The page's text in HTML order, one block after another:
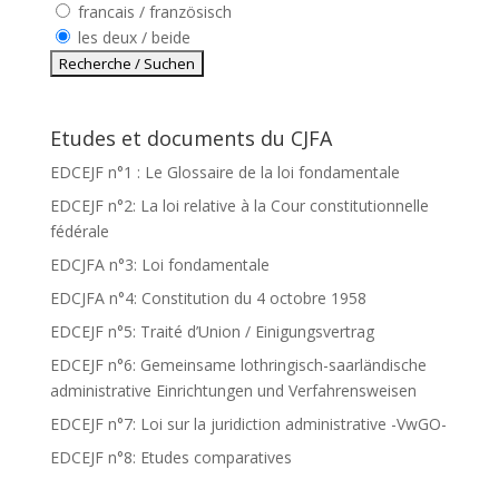
francais / französisch
les deux / beide
Etudes et documents du CJFA
EDCEJF n°1 : Le Glossaire de la loi fondamentale
EDCEJF n°2: La loi relative à la Cour constitutionnelle
fédérale
EDCJFA n°3: Loi fondamentale
EDCJFA n°4: Constitution du 4 octobre 1958
EDCEJF n°5: Traité d’Union / Einigungsvertrag
EDCEJF n°6: Gemeinsame lothringisch-saarländische
administrative Einrichtungen und Verfahrensweisen
EDCEJF n°7: Loi sur la juridiction administrative -VwGO-
EDCEJF n°8: Etudes comparatives